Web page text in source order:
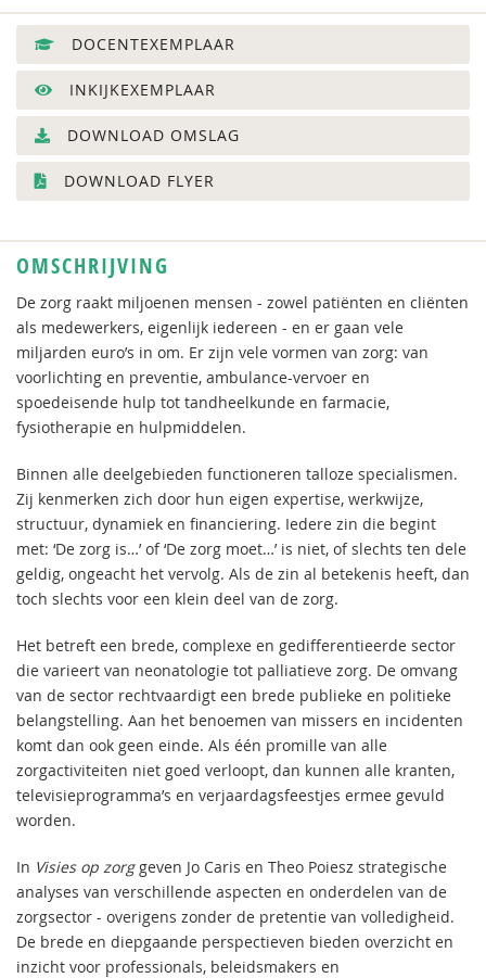
DOCENTEXEMPLAAR
INKIJKEXEMPLAAR
DOWNLOAD OMSLAG
DOWNLOAD FLYER
OMSCHRIJVING
De zorg raakt miljoenen mensen - zowel patiënten en cliënten
als medewerkers, eigenlijk iedereen - en er gaan vele
miljarden euro’s in om. Er zijn vele vormen van zorg: van
voorlichting en preventie, ambulance-vervoer en
spoedeisende hulp tot tandheelkunde en farmacie,
fysiotherapie en hulpmiddelen.
Binnen alle deelgebieden functioneren talloze specialismen.
Zij kenmerken zich door hun eigen expertise, werkwijze,
structuur, dynamiek en financiering. Iedere zin die begint
met: ‘De zorg is…’ of ‘De zorg moet…’ is niet, of slechts ten dele
geldig, ongeacht het vervolg. Als de zin al betekenis heeft, dan
toch slechts voor een klein deel van de zorg.
Het betreft een brede, complexe en gedifferentieerde sector
die varieert van neonatologie tot palliatieve zorg. De omvang
van de sector rechtvaardigt een brede publieke en politieke
belangstelling. Aan het benoemen van missers en incidenten
komt dan ook geen einde. Als één promille van alle
zorgactiviteiten niet goed verloopt, dan kunnen alle kranten,
televisieprogramma’s en verjaardagsfeestjes ermee gevuld
worden.
In Visies op zorggeven Jo Caris en Theo Poiesz strategische
analyses van verschillende aspecten en onderdelen van de
zorgsector - overigens zonder de pretentie van volledigheid.
De brede en diepgaande perspectieven bieden overzicht en
inzicht voor professionals, beleidsmakers en